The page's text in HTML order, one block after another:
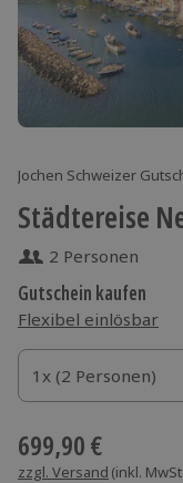
Jochen Schweizer
Städtereise
2 Personen
Gutschein kaufen
Flexibel einlösbar
1x (2 Personen)
1x (2 Personen)
1x (2 Personen)
699,90 €
zzgl. Versand (inkl.